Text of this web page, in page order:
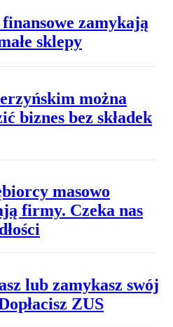
zamykają
sklepy
można
biznes bez składek
masowo
firmy. Czeka nas
lub zamykasz swój
ZUS